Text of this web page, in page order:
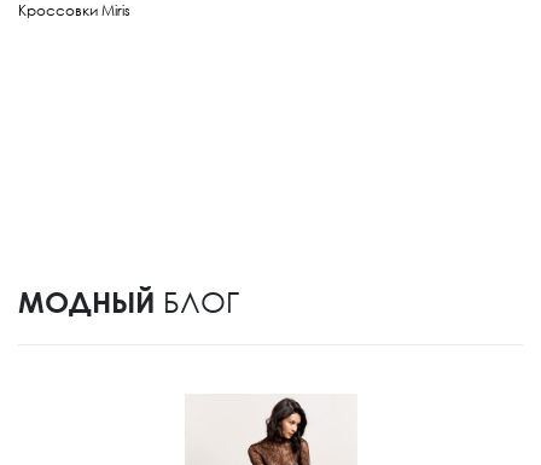
Кроссовки Miris
МОДНЫЙ БЛОГ